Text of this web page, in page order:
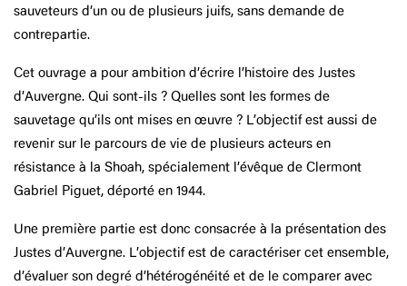
sauveteurs d’un ou de plusieurs juifs, sans demande de
contrepartie.
Cet ouvrage a pour ambition d’écrire l’histoire des Justes
d’Auvergne. Qui sont-ils ? Quelles sont les formes de
sauvetage qu’ils ont mises en œuvre ? L’objectif est aussi de
revenir sur le parcours de vie de plusieurs acteurs en
résistance à la Shoah, spécialement l’évêque de Clermont
Gabriel Piguet, déporté en 1944.
Une première partie est donc consacrée à la présentation des
Justes d’Auvergne. L’objectif est de caractériser cet ensemble,
d’évaluer son degré d’hétérogénéité et de le comparer avec